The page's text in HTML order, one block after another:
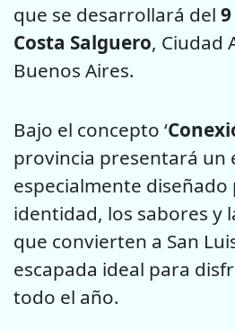
que se desarrollará del
Costa Salguero, Ciudad
Buenos Aires.
Bajo el concepto ‘
provincia presentará un
especialmente
identidad, los sabores y
que convierten a San
escapada ideal para
todo el año.